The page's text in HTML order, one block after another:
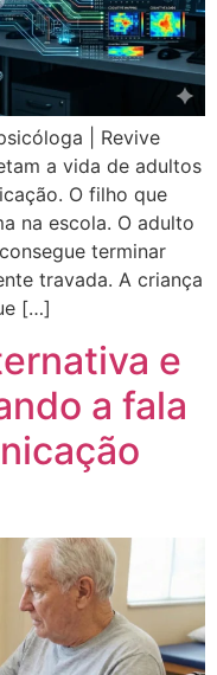
| Revive
a vida de adultos
O filho que
na escola. O adulto
terminar
travada. A criança
[…]
e
a fala